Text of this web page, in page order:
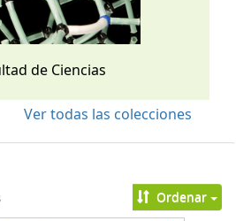
de Ciencias
Ver todas las colecciones
Ordenar